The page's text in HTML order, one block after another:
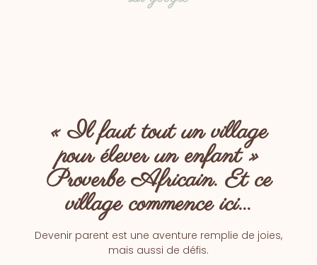
« Il faut tout un village
pour élever un enfant »
Proverbe Africain. Et ce
village commence ici...
Devenir parent est une aventure remplie de joies,
mais aussi de défis.